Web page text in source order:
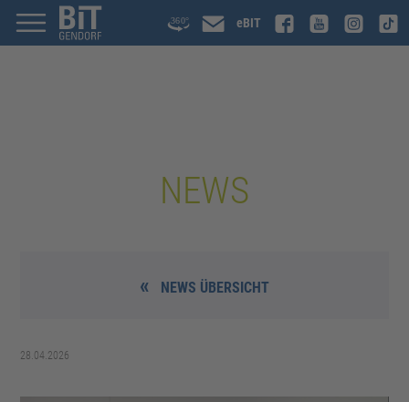
eBIT
NEWS
NEWS ÜBERSICHT
28.04.2026